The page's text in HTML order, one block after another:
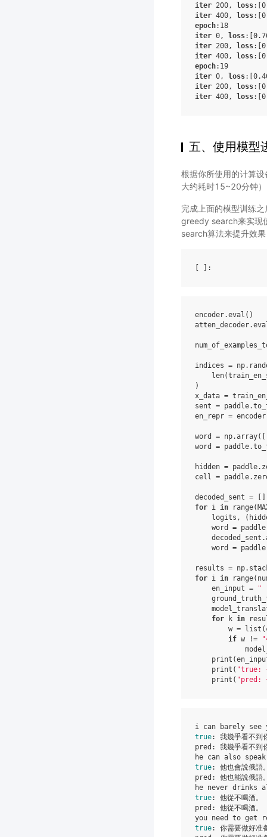
iter 200, loss:
iter 400, loss:
epoch:18
iter 0, loss:
iter 200, loss:
iter 400, loss:
epoch:19
iter 0, loss:
iter 200, loss:
iter 400, loss:
五、使用模型
根据你所使用的计算
大约耗时15~20分钟）
完成上面的模型训练
greedy search来实现
search算法来提升效
[ ]
encoder.eval ()
atten_decoder.
indices = np.
len(
)
x_data =
sent = paddle.
en_repr = encoder
word = np.array
word
= paddle.
hidden = paddle.
cell = paddle.
decoded_sent =
[]
for i in range(
logits , (
word
= paddle
decoded_sent .
word
= paddle
results = np.
for i in range(
en_input =
"
for
k in
w = list (
if w !=
print (
print ( "true:
print ( "pred:
true: 我幾乎看不到
pred: 我幾乎看不到
true: 他也會說俄語
pred: 他也能說俄語
true: 他從不喝酒。
pred: 他從不喝酒。
true: 你需要做好准